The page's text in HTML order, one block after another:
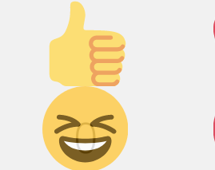
Палец
вверх!
0
Дикий смех!